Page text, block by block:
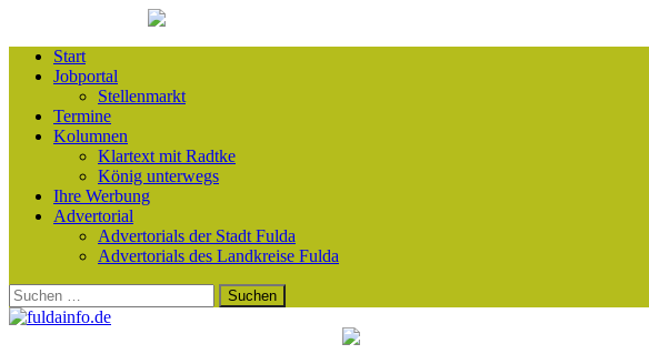
Start
Jobportal
Stellenmarkt
Termine
Kolumnen
Klartext mit Radtke
König unterwegs
Ihre Werbung
Advertorial
Advertorials der Stadt Fulda
Advertorials des Landkreise Fulda
Suchen
nach: